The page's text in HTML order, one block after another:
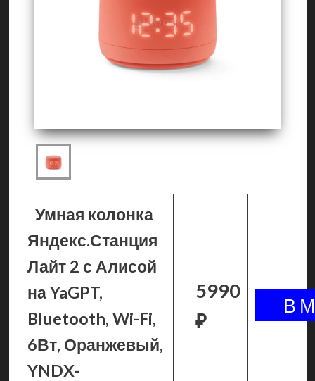
Умная колонка
Яндекс.Станция
Лайт 2 с Алисой
на YaGPT,
Bluetooth, Wi-Fi,
6Вт, Оранжевый,
YNDX-
5990
₽